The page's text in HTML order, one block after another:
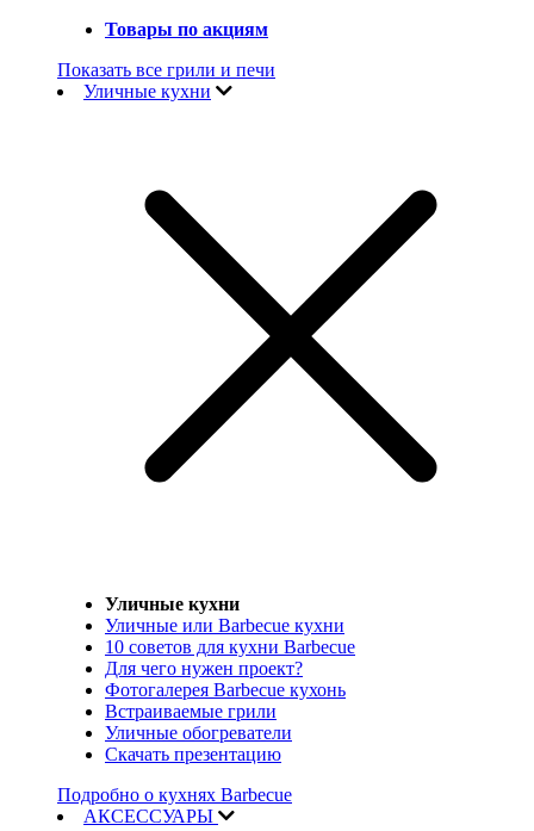
Товары по акциям
Показать все грили и печи
Уличные кухни
Уличные кухни
Уличные или Barbecue кухни
10 советов для кухни Barbecue
Для чего нужен проект?
Фотогалерея Barbecue кухонь
Встраиваемые грили
Уличные обогреватели
Скачать презентацию
Подробно о кухнях Barbecue
АКСЕССУАРЫ